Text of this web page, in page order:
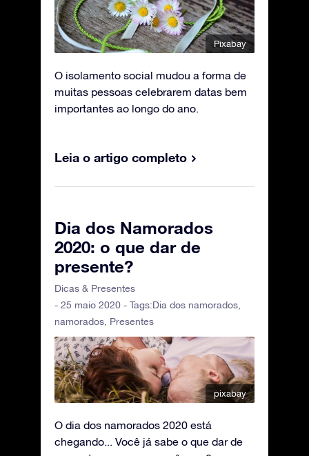
Pixabay
O isolamento social mudou a forma de
muitas pessoas celebrarem datas bem
importantes ao longo do ano.
Leia o artigo completo
Dia dos Namorados
2020: o que dar de
presente?
Dicas & Presentes
- 25 maio 2020 - Tags:Dia dos namorados,
namorados, Presentes
pixabay
O dia dos namorados 2020 está
chegando... Você já sabe o que dar de